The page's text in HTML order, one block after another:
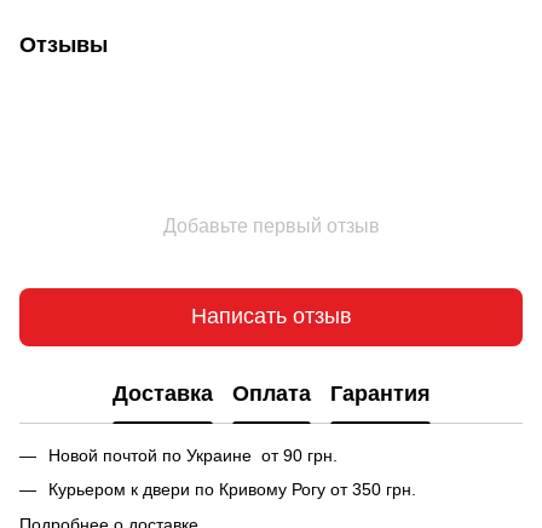
Отзывы
Добавьте первый отзыв
Написать отзыв
Доставка Оплата Гарантия
Новой почтой по Украине от 90 грн.
Курьером к двери по Кривому Рогу от 350 грн.
Подробнее о доставке